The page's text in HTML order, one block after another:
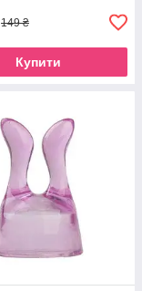
149 ₴
Купити